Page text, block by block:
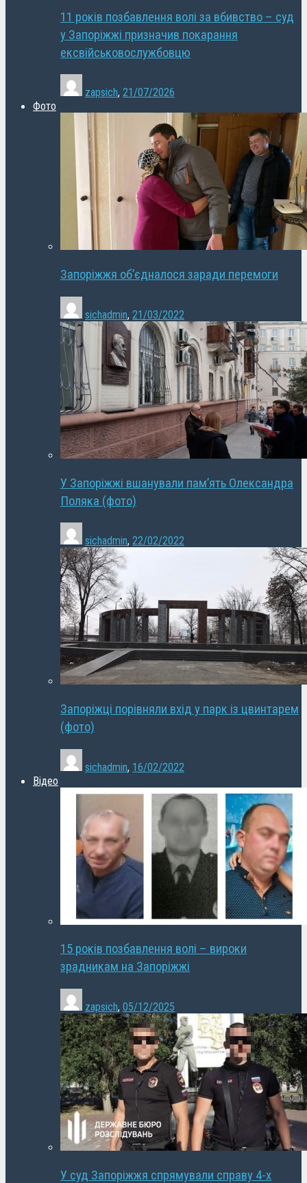
11 років позбавлення волі за вбивство – суд
у Запоріжжі призначив покарання
ексвійськовослужбовцю
zapsich, 21/07/2026
Фото
Запоріжжя об’єдналося заради перемоги
sichadmin, 21/03/2022
У Запоріжжі вшанували пам’ять Олександра
Поляка (фото)
sichadmin, 22/02/2022
Запоріжці порівняли вхід у парк із цвинтарем
(фото)
sichadmin, 16/02/2022
Відео
15 років позбавлення волі – вироки
зрадникам на Запоріжжі
zapsich, 05/12/2025
У суд Запоріжжя спрямували справу 4-х